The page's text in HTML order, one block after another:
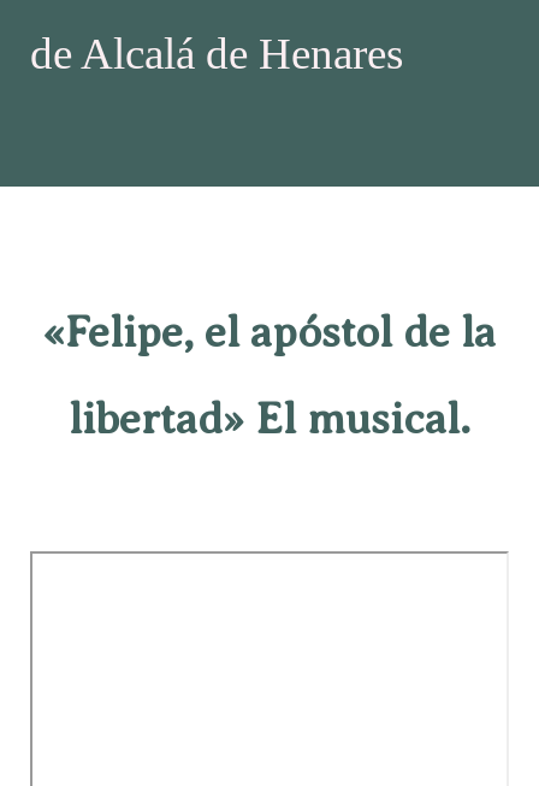
de Alcalá de Henares
«Felipe, el apóstol de la
libertad» El musical.